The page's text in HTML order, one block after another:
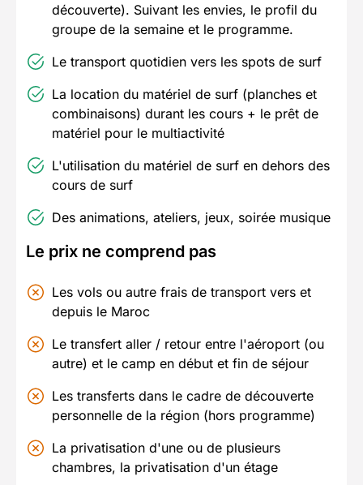
découverte). Suivant les envies, le profil du
groupe de la semaine et le programme.
Le transport quotidien vers les spots de surf
La location du matériel de surf (planches et
combinaisons) durant les cours + le prêt de
matériel pour le multiactivité
L'utilisation du matériel de surf en dehors des
cours de surf
Des animations, ateliers, jeux, soirée musique
Le prix ne comprend pas
Les vols ou autre frais de transport vers et
depuis le Maroc
Le transfert aller / retour entre l'aéroport (ou
autre) et le camp en début et fin de séjour
Les transferts dans le cadre de découverte
personnelle de la région (hors programme)
La privatisation d'une ou de plusieurs
chambres, la privatisation d'un étage